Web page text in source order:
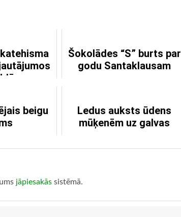
Šokolādes “S” burts par
godu Santaklausam
beigu
Ledus auksts ūdens
mūķenēm uz galvas
jāpiesakās sistēmā.